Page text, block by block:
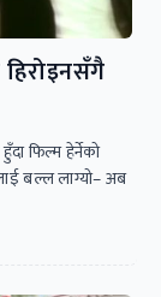
हिरोइनसँगै
फिल्म हेर्नेको
बल्ल लाग्यो– अब